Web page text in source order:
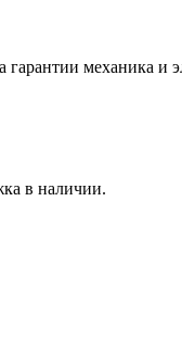
механика и
в наличии.